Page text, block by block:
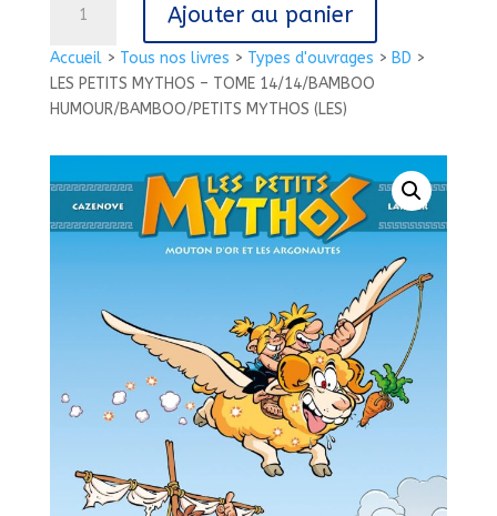
Accueil> Tous nos livres > Types d'ouvrages > BD >
LES PETITS MYTHOS – TOME 14/14/BAMBOO
HUMOUR/BAMBOO/PETITS MYTHOS (LES)
LES
PETITS
MYTHOS
14/14/BAMBOO
HUMOUR/BAMBOO/PETITS
MYTHOS
Ajouter au panier